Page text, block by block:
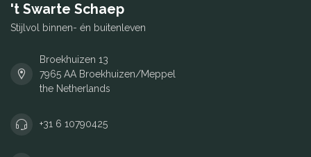
't Swarte Schaep
Stijlvol binnen- én buitenleven
Broekhuizen 13
7965 AA Broekhuizen/Meppel
the Netherlands
+31 6 10790425